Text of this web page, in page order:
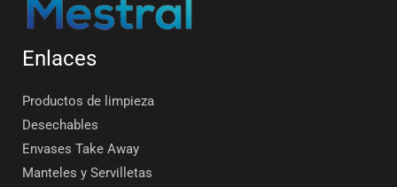
Enlaces
Productos de limpieza
Desechables
Envases Take Away
Manteles y Servilletas